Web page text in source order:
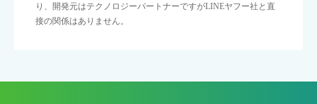
り、 開発元はテクノロジーパートナーですがLINEヤフー社と直
接の関係はありません。